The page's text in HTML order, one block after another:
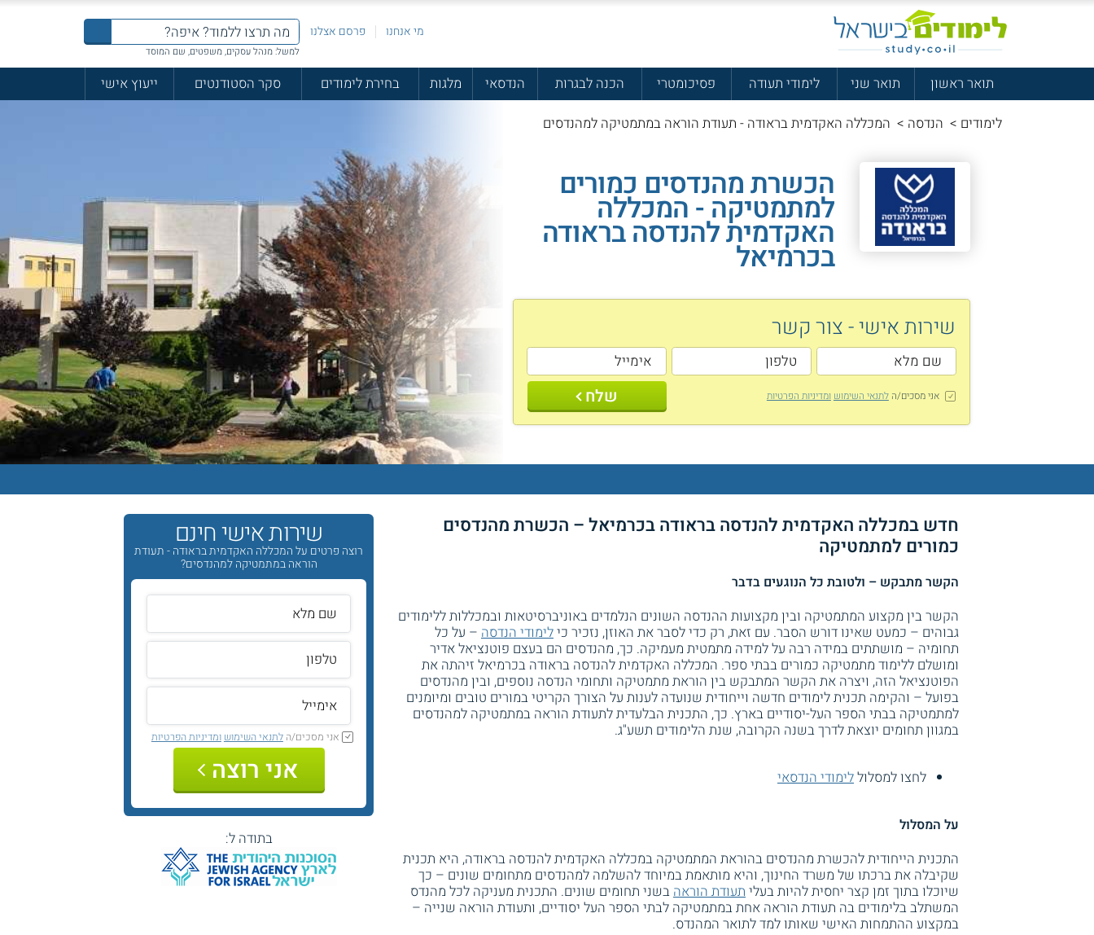
מי אנחנו פרסם אצלנו
למשל: מנהל עסקים, משפטים, שם המוסד
תואר ראשון תואר שני לימודי תעודה פסיכומטרי הכנה לבגרות הנדסאי מלגות בחירת לימודים סקר הסטודנטים
ייעוץ אישי
לימודים > הנדסה > המכללה האקדמית בראודה - תעודת הוראה במתמטיקה למהנדסים
הכשרת מהנדסים כמורים
למתמטיקה - המכללה
האקדמית להנדסה בראודה
בכרמיאל
שירות אישי - צור קשר
אני מסכים/הלתנאי השימוש ומדיניות הפרטיות שלח
חדש במכללה האקדמית להנדסה בראודה בכרמיאל – הכשרת מהנדסים
כמורים למתמטיקה
הקשר מתבקש – ולטובת כל הנוגעים בדבר
הקשר בין מקצוע המתמטיקה ובין מקצועות ההנדסה השונים הנלמדים באוניברסיטאות ובמכללות ללימודים
גבוהים – כמעט שאינו דורש הסבר. עם זאת, רק כדי לסבר את האוזן, נזכיר כילימודי הנדסה – על כל
תחומיה – מושתתים במידה רבה על למידה מתמטית מעמיקה. כך, מהנדסים הם בעצם פוטנציאל אדיר
ומושלם ללימוד מתמטיקה כמורים בבתי ספר. המכללה האקדמית להנדסה בראודה בכרמיאל זיהתה את
הפוטנציאל הזה, ויצרה את הקשר המתבקש בין הוראת מתמטיקה ותחומי הנדסה נוספים, ובין מהנדסים
בפועל – והקימה תכנית לימודים חדשה וייחודית שנועדה לענות על הצורך הקריטי במורים טובים ומיומנים
למתמטיקה בבתי הספר העל-יסודיים בארץ. כך, התכנית הבלעדית לתעודת הוראה במתמטיקה למהנדסים
במגוון תחומים יוצאת לדרך בשנה הקרובה, שנת הלימודים תשע"ג.
לחצו למסלוללימודי הנדסאי
על המסלול
התכנית הייחודית להכשרת מהנדסים בהוראת המתמטיקה במכללה האקדמית להנדסה בראודה, היא תכנית
שקיבלה את ברכתו של משרד החינוך, והיא מותאמת במיוחד להשלמה למהנדסים מתחומים שונים – כך
שיוכלו בתוך זמן קצר יחסית להיות בעלי תעודת הוראה בשני תחומים שונים. התכנית מעניקה לכל מהנדס
המשתלב בלימודים בה תעודת הוראה אחת במתמטיקה לבתי הספר העל יסודיים, ותעודת הוראה שנייה –
במקצוע ההתמחות האישי שאותו למד לתואר המהנדס.
שירות אישי חינם
רוצה פרטים על המכללה האקדמית בראודה - תעודת
הוראה במתמטיקה למהנדסים?
אני מסכים/הלתנאי השימוש ומדיניות הפרטיות
אני רוצה
בתודה ל: